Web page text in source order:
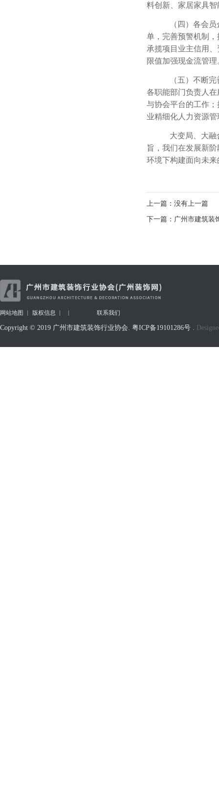
料创新、家居家具
（四）各会
单，完善预警机制
承揽项目业主信用
限值加强现金流管理
（五）不断
各职能部门负责人
与协会平台的工作
业精细化人力资源
大变局、大
旨，我们在发展新
环境下构建面向未
上一篇：没有上一篇
下一篇：广州市建筑装
网站地图 版权信息 联系我们
Copyright © 2019 广州市建筑装饰行业协会. 粤ICP备19101286号